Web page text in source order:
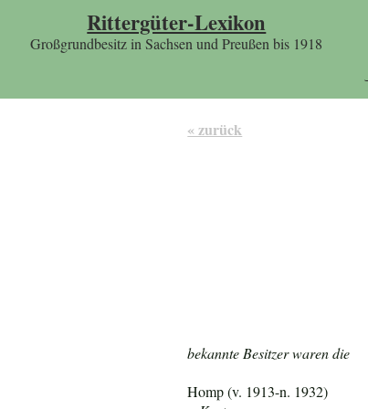
Rittergüter-Lexikon
Großgrundbesitz in Sachsen und Preußen bis 1918
« zurück
bekannte Besitzer waren die
Homp (v. 1913-n. 1932)